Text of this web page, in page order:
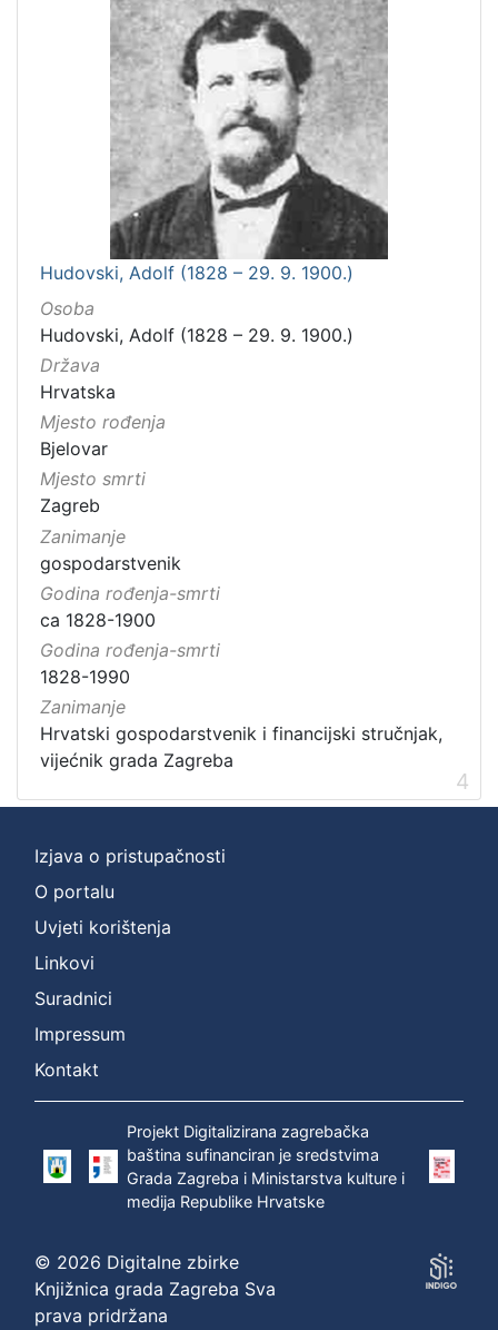
Hudovski, Adolf (1828 – 29. 9. 1900.)
Osoba
Hudovski, Adolf (1828 – 29. 9. 1900.)
Država
Hrvatska
Mjesto rođenja
Bjelovar
Mjesto smrti
Zagreb
Zanimanje
gospodarstvenik
Godina rođenja-smrti
ca 1828-1900
Godina rođenja-smrti
1828-1990
Zanimanje
Hrvatski gospodarstvenik i financijski stručnjak,
vijećnik grada Zagreba
4
Izjava o pristupačnosti
O portalu
Uvjeti korištenja
Linkovi
Suradnici
Impressum
Kontakt
Projekt Digitalizirana zagrebačka
baština sufinanciran je sredstvima
Grada Zagreba i Ministarstva kulture i
medija Republike Hrvatske
© 2026 Digitalne zbirke
Knjižnica grada Zagreba Sva
prava pridržana